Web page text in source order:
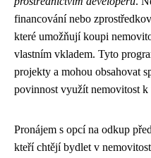
financování nebo
které umožňují koupi
vlastním vkladem. Tyto
projekty a mohou obsahovat
povinnost využít nemovitost
Pronájem s opcí na odkup
kteří chtějí bydlet v